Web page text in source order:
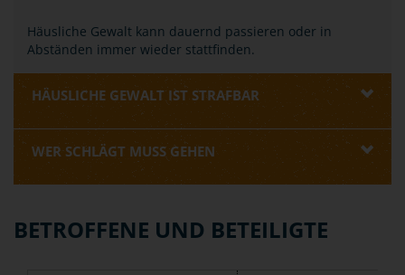
Häusliche Gewalt kann dauernd passieren oder in
Abständen immer wieder stattfinden.
HÄUSLICHE GEWALT IST STRAFBAR
WER SCHLÄGT MUSS GEHEN
BETROFFENE UND BETEILIGTE